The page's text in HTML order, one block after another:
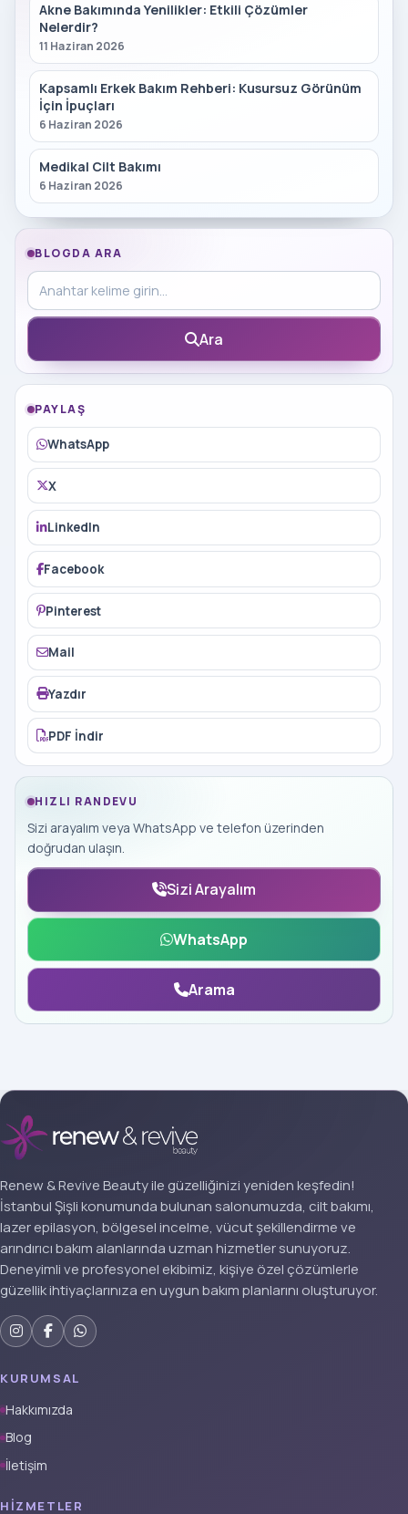
Akne Bakımında Yenilikler: Etkili Çözümler
Nelerdir?
11 Haziran 2026
Kapsamlı Erkek Bakım Rehberi: Kusursuz Görünüm
İçin İpuçları
6 Haziran 2026
Medikal Cilt Bakımı
6 Haziran 2026
BLOGDA ARA
Blog içinde ara
Ara
PAYLAŞ
WhatsApp
X
LinkedIn
Facebook
Pinterest
Mail
Yazdır
PDF İndir
HIZLI RANDEVU
Sizi arayalım veya WhatsApp ve telefon üzerinden
doğrudan ulaşın.
Sizi Arayalım
WhatsApp
Arama
Renew & Revive Beauty ile güzelliğinizi yeniden keşfedin!
İstanbul Şişli konumunda bulunan salonumuzda, cilt bakımı,
lazer epilasyon, bölgesel incelme, vücut şekillendirme ve
arındırıcı bakım alanlarında uzman hizmetler sunuyoruz.
Deneyimli ve profesyonel ekibimiz, kişiye özel çözümlerle
güzellik ihtiyaçlarınıza en uygun bakım planlarını oluşturuyor.
KURUMSAL
Hakkımızda
Blog
İletişim
HIZMETLER